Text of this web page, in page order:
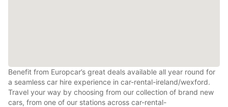
Benefit from Europcar’s great deals available all year round for
a seamless car hire experience in car-rental-ireland/wexford.
Travel your way by choosing from our collection of brand new
cars, from one of our stations across car-rental-